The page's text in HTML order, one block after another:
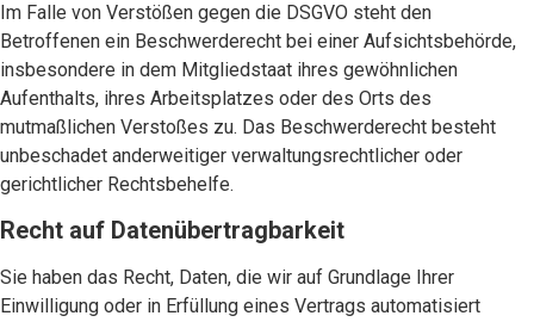
Im Falle von Verstößen gegen die DSGVO steht den
Betroffenen ein Beschwerderecht bei einer Aufsichtsbehörde,
insbesondere in dem Mitgliedstaat ihres gewöhnlichen
Aufenthalts, ihres Arbeitsplatzes oder des Orts des
mutmaßlichen Verstoßes zu. Das Beschwerderecht besteht
unbeschadet anderweitiger verwaltungsrechtlicher oder
gerichtlicher Rechtsbehelfe.
Recht auf Datenübertragbarkeit
Sie haben das Recht, Daten, die wir auf Grundlage Ihrer
Einwilligung oder in Erfüllung eines Vertrags automatisiert